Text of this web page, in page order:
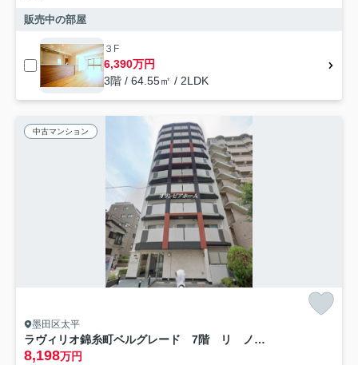
販売中の部屋
３F
6,390万円
3階 / 64.55㎡ / 2LDK
中古マンション
墨田区太平
ラヴィリオ錦糸町ベルグレード 7階 リ ノベーション済
8,198万円